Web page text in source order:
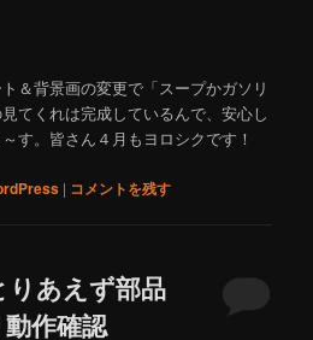
＆背景画の変更で「スープかガソリ
てくれは完成しているんで、安心し
す。皆さん４月もヨロシクです！
| コメントを残す
りあえず部品
作確認